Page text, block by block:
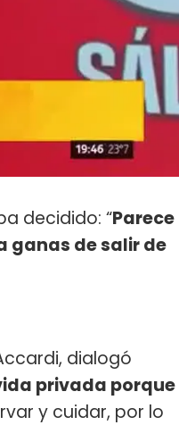
decidido: “Parece
ganas de salir de
dialogó
privada porque
y cuidar, por lo